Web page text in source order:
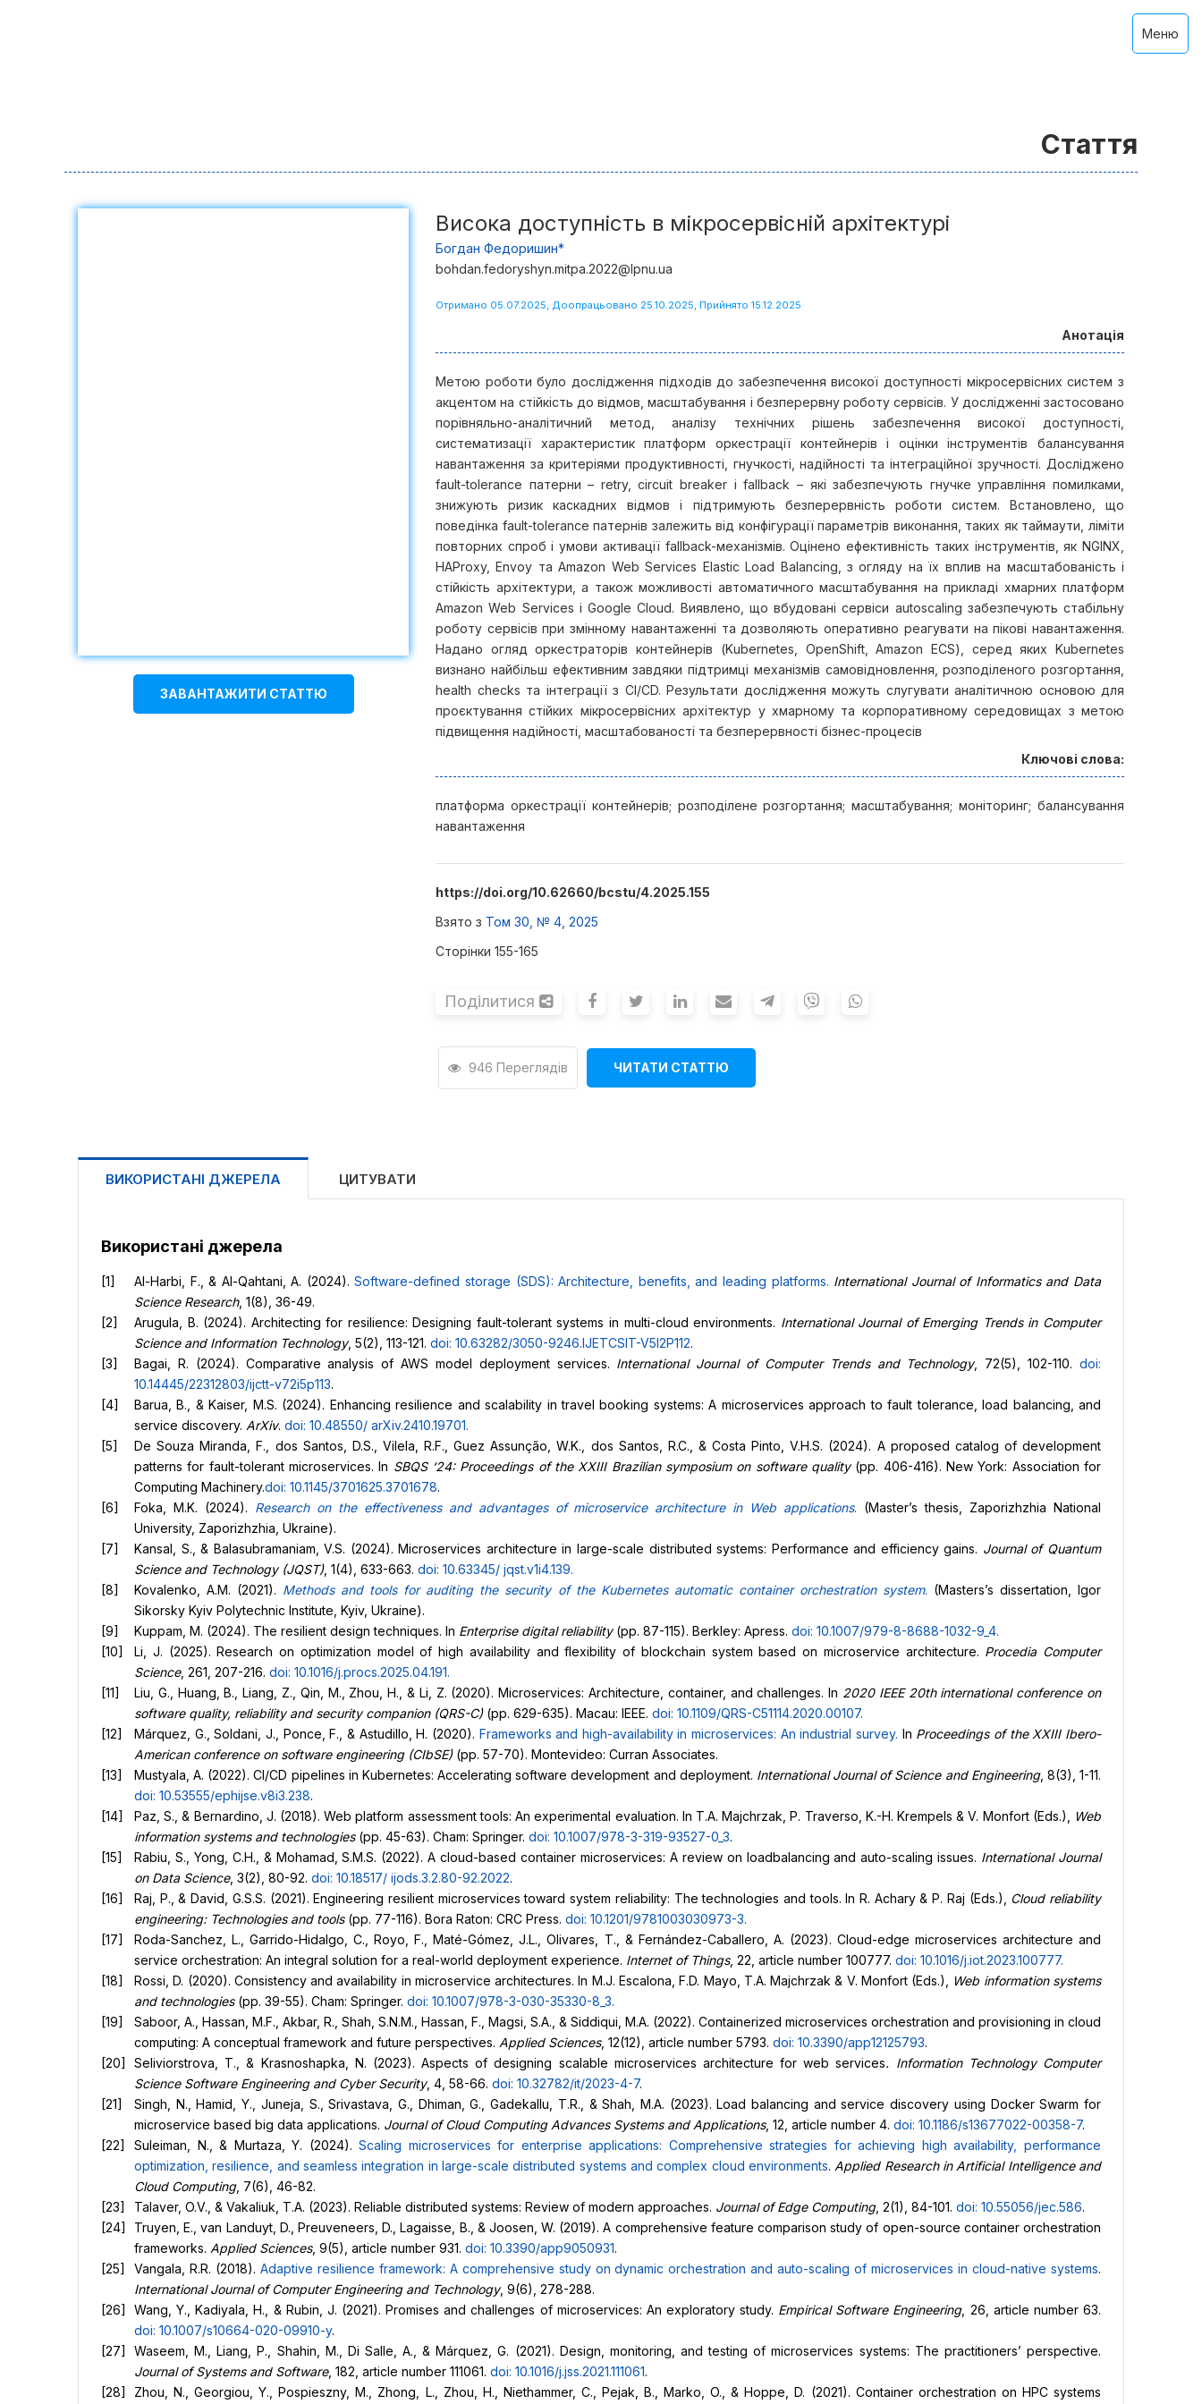
Меню
Стаття
ЗАВАНТАЖИТИ СТАТТЮ
Висока доступність в мікросервісній архітектурі
Богдан Федоришин*
bohdan.fedoryshyn.mitpa.2022@lpnu.ua
Отримано 05.07.2025, Доопрацьовано 25.10.2025, Прийнято 15.12.2025
Анотація
Метою роботи було дослідження підходів до забезпечення високої доступності мікросервісних систем з
акцентом на стійкість до відмов, масштабування і безперервну роботу сервісів. У дослідженні застосовано
порівняльно-аналітичний метод, аналізу технічних рішень забезпечення високої доступності,
систематизації характеристик платформ оркестрації контейнерів і оцінки інструментів балансування
навантаження за критеріями продуктивності, гнучкості, надійності та інтеграційної зручності. Досліджено
fault-tolerance патерни – retry, circuit breaker і fallback – які забезпечують гнучке управління помилками,
знижують ризик каскадних відмов і підтримують безперервність роботи систем. Встановлено, що
поведінка fault-tolerance патернів залежить від конфігурації параметрів виконання, таких як таймаути, ліміти
повторних спроб і умови активації fallback-механізмів. Оцінено ефективність таких інструментів, як NGINX,
HAProxy, Envoy та Amazon Web Services Elastic Load Balancing, з огляду на їх вплив на масштабованість і
стійкість архітектури, а також можливості автоматичного масштабування на прикладі хмарних платформ
Amazon Web Services і Google Cloud. Виявлено, що вбудовані сервіси autoscaling забезпечують стабільну
роботу сервісів при змінному навантаженні та дозволяють оперативно реагувати на пікові навантаження.
Надано огляд оркестраторів контейнерів (Kubernetes, OpenShift, Amazon EСS), серед яких Kubernetes
визнано найбільш ефективним завдяки підтримці механізмів самовідновлення, розподіленого розгортання,
health checks та інтеграції з CI/CD. Результати дослідження можуть слугувати аналітичною основою для
проєктування стійких мікросервісних архітектур у хмарному та корпоративному середовищах з метою
підвищення надійності, масштабованості та безперервності бізнес-процесів
Ключові слова:
платформа оркестрації контейнерів; розподілене розгортання; масштабування; моніторинг; балансування
навантаження
https://doi.org/10.62660/bcstu/4.2025.155
Взято з Том 30, № 4, 2025
Сторінки 155-165
Поділитися
946 Переглядів ЧИТАТИ СТАТТЮ
ВИКОРИСТАНІ ДЖЕРЕЛА ЦИТУВАТИ
Використані джерела
Al-Harbi, F., & Al-Qahtani, A. (2024).Software-defined storage (SDS): Architecture, benefits, and leading platforms. International Journal of Informatics and Data
Science Research, 1(8), 36-49.
Arugula, B. (2024). Architecting for resilience: Designing fault-tolerant systems in multi-cloud environments. International Journal of Emerging Trends in Computer
Science and Information Technology, 5(2), 113-121. doi: 10.63282/3050-9246.IJETCSIT-V5I2P112.
Bagai, R. (2024). Comparative analysis of AWS model deployment services. International Journal of Computer Trends and Technology, 72(5), 102-110.doi:
10.14445/22312803/ijctt-v72i5p113.
Barua, B., & Kaiser, M.S. (2024). Enhancing resilience and scalability in travel booking systems: A microservices approach to fault tolerance, load balancing, and
service discovery. ArXiv. doi: 10.48550/ arXiv.2410.19701.
De Souza Miranda, F., dos Santos, D.S., Vilela, R.F., Guez Assunção, W.K., dos Santos, R.C., & Costa Pinto, V.H.S. (2024). A proposed catalog of development
patterns for fault-tolerant microservices. In SBQS ‘24: Proceedings of the XXIII Brazilian symposium on software quality (pp. 406-416). New York: Association for
Computing Machinery.doi: 10.1145/3701625.3701678.
Foka, M.K. (2024). Research on the effectiveness and advantages of microservice architecture in Web applications. (Master’s thesis, Zaporizhzhia National
University, Zaporizhzhia, Ukraine).
Kansal, S., & Balasubramaniam, V.S. (2024). Microservices architecture in large-scale distributed systems: Performance and efficiency gains. Journal of Quantum
Science and Technology (JQST), 1(4), 633-663. doi: 10.63345/ jqst.v1i4.139.
Kovalenko, A.M. (2021). Methods and tools for auditing the security of the Kubernetes automatic container orchestration system. (Masters’s dissertation, Igor
Sikorsky Kyiv Polytechnic Institute, Kyiv, Ukraine).
Kuppam, M. (2024). The resilient design techniques. In Enterprise digital reliability(pp. 87-115). Berkley: Apress. doi: 10.1007/979-8-8688-1032-9_4.
Li, J. (2025). Research on optimization model of high availability and flexibility of blockchain system based on microservice architecture. Procedia Computer
Science, 261, 207-216. doi: 10.1016/j.procs.2025.04.191.
Liu, G., Huang, B., Liang, Z., Qin, M., Zhou, H., & Li, Z. (2020). Microservices: Architecture, container, and challenges. In 2020 IEEE 20th international conference on
software quality, reliability and security companion (QRS-C)(pp. 629-635). Macau: IEEE. doi: 10.1109/QRS-C51114.2020.00107.
Márquez, G., Soldani, J., Ponce, F., & Astudillo, H. (2020). Frameworks and high-availability in microservices: An industrial survey. In Proceedings of the XXIII Ibero-
American conference on software engineering (CIbSE)(pp. 57-70). Montevideo: Curran Associates.
Mustyala, A. (2022). CI/CD pipelines in Kubernetes: Accelerating software development and deployment. International Journal of Science and Engineering, 8(3), 1-11.
doi: 10.53555/ephijse.v8i3.238.
Paz, S., & Bernardino, J. (2018). Web platform assessment tools: An experimental evaluation. In T.A. Majchrzak, P. Traverso, K.-H. Krempels & V. Monfort (Eds.),
Web
information systems and technologies(pp. 45-63). Cham: Springer. doi: 10.1007/978-3-319-93527-0_3.
Rabiu, S., Yong, C.H., & Mohamad, S.M.S. (2022). A cloud-based container microservices: A review on loadbalancing and auto-scaling issues. International Journal
on Data Science, 3(2), 80-92. doi: 10.18517/ ijods.3.2.80-92.2022.
Raj, P., & David, G.S.S. (2021). Engineering resilient microservices toward system reliability: The technologies and tools. In R. Achary & P. Raj (Eds.), Cloud reliability
engineering: Technologies and tools(pp. 77-116). Bora Raton: CRC Press. doi: 10.1201/9781003030973-3.
Roda-Sanchez, L., Garrido-Hidalgo, C., Royo, F., Maté-Gómez, J.L., Olivares, T., & Fernández-Caballero, A. (2023). Cloud-edge microservices architecture and
service orchestration: An integral solution for a real-world deployment experience. Internet of Things, 22, article number 100777. doi: 10.1016/j.iot.2023.100777.
Rossi, D. (2020). Consistency and availability in microservice architectures. In M.J. Escalona, F.D. Mayo, T.A. Majchrzak & V. Monfort (Eds.),
Web information systems
and technologies (pp. 39-55). Cham: Springer. doi: 10.1007/978-3-030-35330-8_3.
Saboor, A., Hassan, M.F., Akbar, R., Shah, S.N.M., Hassan, F., Magsi, S.A., & Siddiqui, M.A. (2022). Containerized microservices orchestration and provisioning in cloud
computing: A conceptual framework and future perspectives. Applied Sciences, 12(12), article number 5793. doi: 10.3390/app12125793.
Seliviorstrova, T., & Krasnoshapka, N. (2023). Aspects of designing scalable microservices architecture for web services. Information Technology Computer
Science Software Engineering and Cyber Security, 4, 58-66. doi: 10.32782/it/2023-4-7.
Singh, N., Hamid, Y., Juneja, S., Srivastava, G., Dhiman, G., Gadekallu, T.R., & Shah, M.A. (2023). Load balancing and service discovery using Docker Swarm for
microservice based big data applications. Journal of Cloud Computing Advances Systems and Applications, 12, article number 4. doi: 10.1186/s13677022-00358-7.
Suleiman, N., & Murtaza, Y. (2024).Scaling microservices for enterprise applications: Comprehensive strategies for achieving high availability, performance
optimization, resilience, and seamless integration in large-scale distributed systems and complex cloud environments. Applied Research in Artificial Intelligence and
Cloud Computing, 7(6), 46-82.
Talaver, O.V., & Vakaliuk, T.A. (2023). Reliable distributed systems: Review of modern approaches. Journal of Edge Computing, 2(1), 84-101. doi: 10.55056/jec.586.
Truyen, E., van Landuyt, D., Preuveneers, D., Lagaisse, B., & Joosen, W. (2019). A comprehensive feature comparison study of open-source container orchestration
frameworks. Applied Sciences, 9(5), article number 931. doi: 10.3390/app9050931.
Vangala, R.R. (2018). Adaptive resilience framework: A comprehensive study on dynamic orchestration and auto-scaling of microservices in cloud-native systems.
International Journal of Computer Engineering and Technology, 9(6), 278-288.
Wang, Y., Kadiyala, H., & Rubin, J. (2021). Promises and challenges of microservices: An exploratory study. Empirical Software Engineering, 26, article number 63.
doi: 10.1007/s10664-020-09910-y.
Waseem, M., Liang, P., Shahin, M., Di Salle, A., & Márquez, G. (2021). Design, monitoring, and testing of microservices systems: The practitioners’ perspective.
Journal of Systems and Software, 182, article number 111061. doi: 10.1016/j.jss.2021.111061.
Zhou, N., Georgiou, Y., Pospieszny, M., Zhong, L., Zhou, H., Niethammer, C., Pejak, B., Marko, O., & Hoppe, D. (2021). Container orchestration on HPC systems